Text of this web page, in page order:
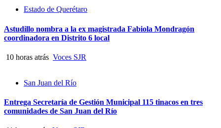
Estado de Querétaro
Astudillo nombra a la ex magistrada Fabiola Mondragón
coordinadora en Distrito 6 local
10 horas atrás Voces SJR
San Juan del Río
Entrega Secretaría de Gestión Municipal 115 tinacos en tres
comunidades de San Juan del Río